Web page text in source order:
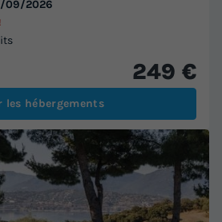
09/2026
249 €
les hébergements